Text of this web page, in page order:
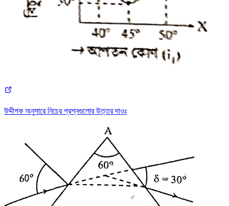
উদ্দীপক অনুসারে নিচের প্রশ্নগুলোর উত্তর দাওঃ